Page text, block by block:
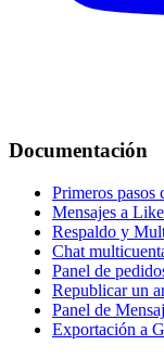
Documentación
Primeros pasos
Mensajes a
Respaldo y
Chat
Panel de
Republicar un
Panel de
Exportación a